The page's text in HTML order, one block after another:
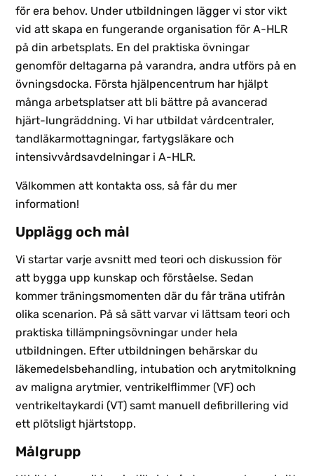
för era behov. Under utbildningen lägger vi stor vikt
vid att skapa en fungerande organisation för A-HLR
på din arbetsplats. En del praktiska övningar
genomför deltagarna på varandra, andra utförs på en
övningsdocka. Första hjälpencentrum har hjälpt
många arbetsplatser att bli bättre på avancerad
hjärt-lungräddning. Vi har utbildat vårdcentraler,
tandläkarmottagningar, fartygsläkare och
intensivvårdsavdelningar i A-HLR.
Välkommen att kontakta oss, så får du mer
information!
Upplägg och mål
Vi startar varje avsnitt med teori och diskussion för
att bygga upp kunskap och förståelse. Sedan
kommer träningsmomenten där du får träna utifrån
olika scenarion. På så sätt varvar vi lättsam teori och
praktiska tillämpningsövningar under hela
utbildningen. Efter utbildningen behärskar du
läkemedelsbehandling, intubation och arytmitolkning
av maligna arytmier, ventrikelflimmer (VF) och
ventrikeltaykardi (VT) samt manuell defibrillering vid
ett plötsligt hjärtstopp.
Målgrupp